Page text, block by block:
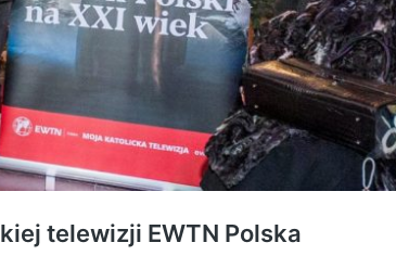
telewizji EWTN Polska